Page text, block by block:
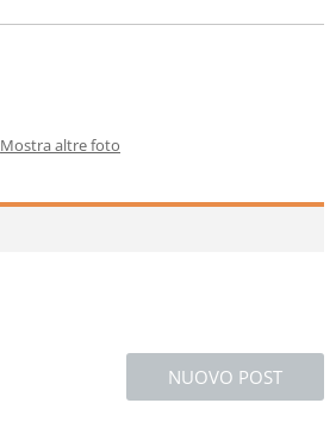
Mostra altre foto
NUOVO POST